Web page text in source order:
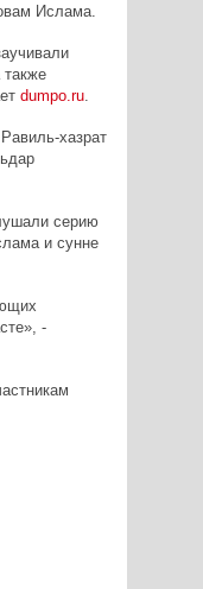
Ислама.
dumpo.ru.
хазрат
серию
и сунне
-